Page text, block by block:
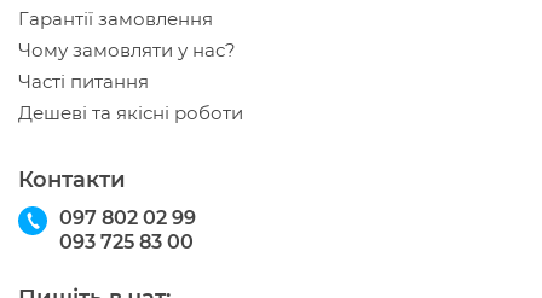
Гарантії замовлення
Чому замовляти у нас?
Часті питання
Дешеві та якісні роботи
Контакти
097 802 02 99
093 725 83 00